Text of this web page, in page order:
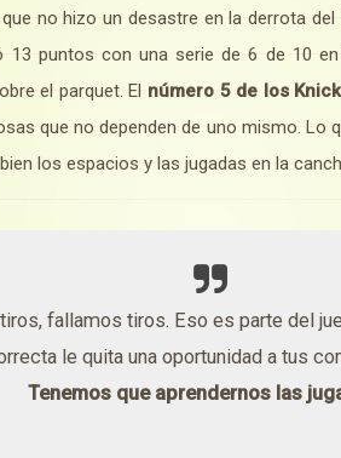
no hizo un desastre en la derrota del
13 puntos con una serie de 6 de 10
el parquet. El número 5 de los
que no dependen de uno mismo. Lo
los espacios y las jugadas en la
fallamos tiros. Eso es parte del
le quita una oportunidad a tus
Tenemos que aprendernos las